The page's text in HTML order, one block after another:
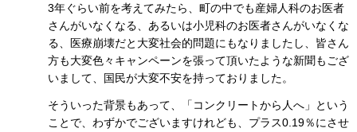
3年ぐらい前を考えてみたら、町の中でも産婦人科のお医者
さんがいなくなる、あるいは小児科のお医者さんがいなくな
る、医療崩壊だと大変社会的問題にもなりましたし、皆さん
方も大変色々キャンペーンを張って頂いたような新聞もござ
いまして、国民が大変不安を持っておりました。
そういった背景もあって、「コンクリートから人へ」という
ことで、わずかでございますけれども、プラス0.19％にさせ